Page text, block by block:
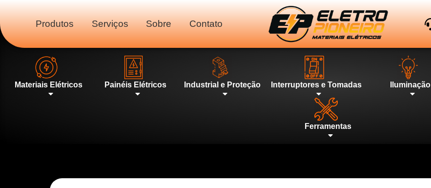
Produtos Serviços Sobre Contato
Materiais Elétricos Painéis Elétricos Industrial e Proteção Interruptores e Tomadas Iluminação
Ferramentas